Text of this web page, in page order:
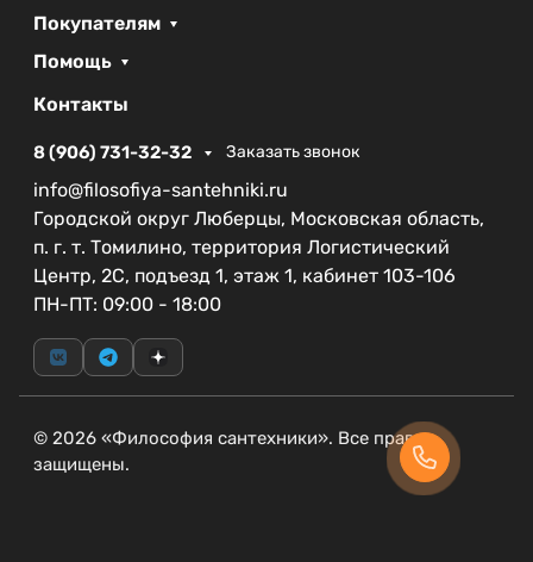
Покупателям
Помощь
Контакты
8 (906) 731-32-32 Заказать звонок
info@filosofiya-santehniki.ru
Городской округ Люберцы, Московская область,
п. г. т. Томилино, территория Логистический
Центр, 2С, подъезд 1, этаж 1, кабинет 103-106
ПН-ПТ: 09:00 - 18:00
© 2026 «Философия сантехники». Все права
защищены.